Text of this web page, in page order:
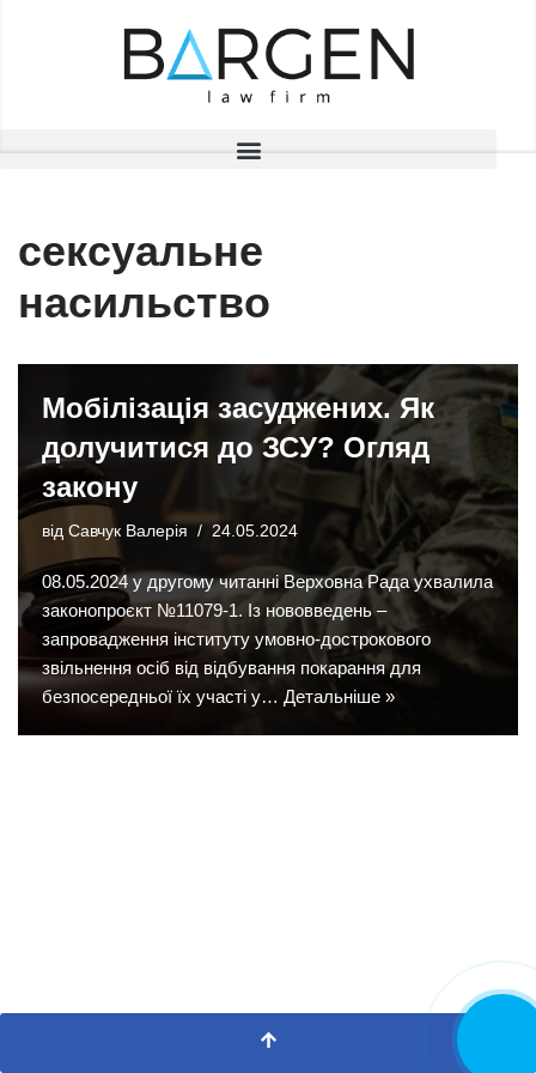
сексуальне
насильство
Мобілізація засуджених. Як
долучитися до ЗСУ? Огляд
закону
від Савчук Валерія 24.05.2024
08.05.2024 у другому читанні Верховна Рада ухвалила
законопроєкт №11079-1. Із нововведень –
запровадження інституту умовно-дострокового
звільнення осіб від відбування покарання для
безпосередньої їх участі у… Детальніше »